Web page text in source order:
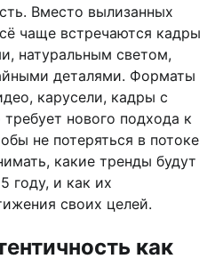
Вместо вылизанных
чаще встречаются кадры
натуральным светом,
деталями. Форматы
карусели, кадры с
нового подхода к
не потеряться в потоке
какие тренды будут
году, и как их
своих целей.
как